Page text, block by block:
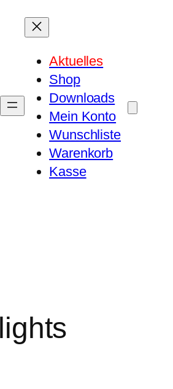
Aktuelles
Shop
Downloads
Mein Konto
Wunschliste
Warenkorb
Kasse